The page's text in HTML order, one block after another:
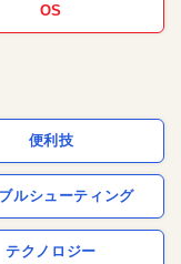
OS
便利技
ルシューティング
テクノロジー